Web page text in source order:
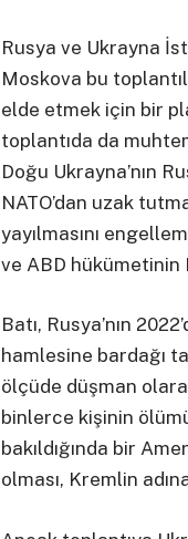
Rusya ve Ukrayna
Moskova bu
elde etmek için bir
toplantıda da
Doğu Ukrayna’nın
NATO’dan uzak
yayılmasını
ve ABD hükümetinin
Batı, Rusya’nın
hamlesine bardağı
ölçüde düşman
binlerce kişinin
bakıldığında bir
olması, Kremlin